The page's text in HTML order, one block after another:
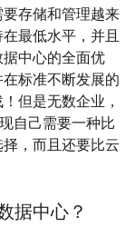
存储和管理越来
最低水平，并且
中心的全面优
标准不断发展的
但是无数企业，
自己需要一种比
，而且还要比云
据中心？